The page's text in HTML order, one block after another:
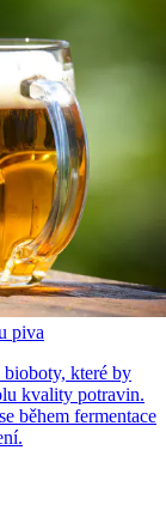
piva
které by
kvality potravin.
během fermentace